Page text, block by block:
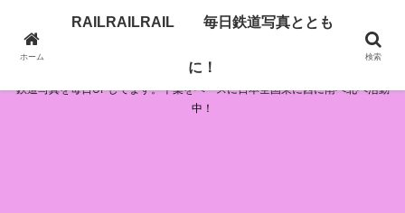
RAILRAILRAIL 毎日鉄道写真とともに！
鉄道写真を毎日UPしてます。千葉をベースに日本全国東に西に南へ北へ活動
中！
ホーム
RAILRAILRAIL 毎日鉄道写真ととも
に！
検索